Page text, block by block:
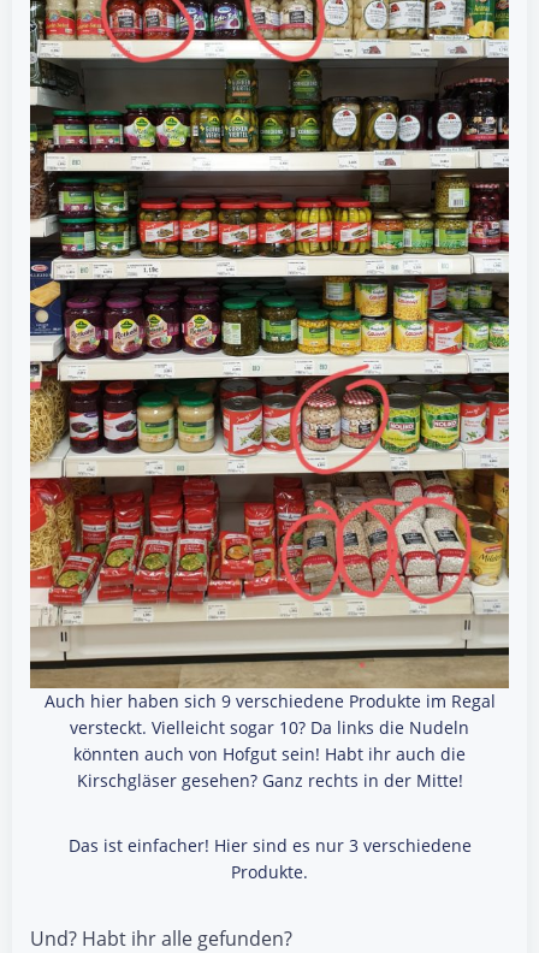
Auch hier haben sich 9 verschiedene Produkte im Regal
versteckt. Vielleicht sogar 10? Da links die Nudeln
könnten auch von Hofgut sein! Habt ihr auch die
Kirschgläser gesehen? Ganz rechts in der Mitte!
Das ist einfacher! Hier sind es nur 3 verschiedene
Produkte.
Und? Habt ihr alle gefunden?